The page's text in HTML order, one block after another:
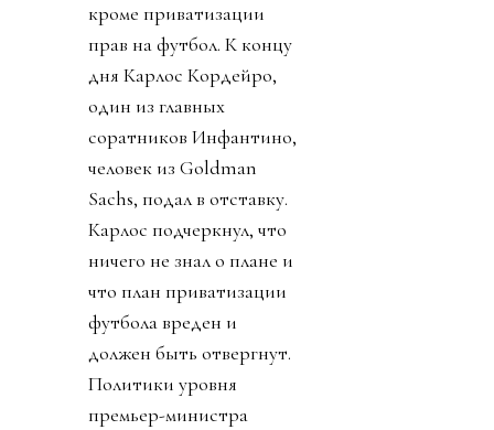
кроме приватизации
прав на футбол. К концу
дня Карлос Кордейро,
один из главных
соратников Инфантино,
человек из Goldman
Sachs, подал в отставку.
Карлос подчеркнул, что
ничего не знал о плане и
что план приватизации
футбола вреден и
должен быть отвергнут.
Политики уровня
премьер-министра